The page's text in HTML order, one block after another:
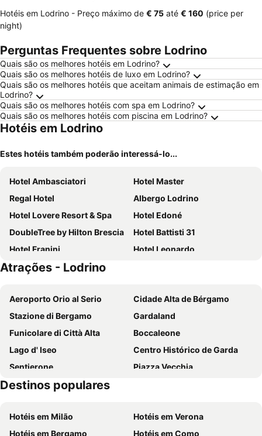
Hotéis em Lodrino - Preço máximo de ‎€ 75 até ‎€ 160 (price per
night)
Perguntas Frequentes sobre Lodrino
Quais são os melhores hotéis em Lodrino?
Quais são os melhores hotéis de luxo em Lodrino?
Quais são os melhores hotéis que aceitam animais de estimação em
Lodrino?
Quais são os melhores hotéis com spa em Lodrino?
Quais são os melhores hotéis com piscina em Lodrino?
Hotéis em Lodrino
Estes hotéis também poderão interessá-lo...
Hotel Ambasciatori
Hotel Master
Regal Hotel
Albergo Lodrino
Hotel Lovere Resort & Spa
Hotel Edoné
DoubleTree by Hilton Brescia
Hotel Battisti 31
Hotel Franini
Hotel Leonardo
Hotel Miranda
Vela di Soleville camere con e senza vista lago con ristorante & pizzeria
Foresteria La Ceriola
Lake Hotel La Pieve
Ambra Hotel
Locanda Diana
Hotel Spa Castello
Hotel Morgana
Trento
Esprit D'Hotel Panoramico
Atrações - Lodrino
Aeroporto Orio al Serio
Cidade Alta de Bérgamo
Stazione di Bergamo
Gardaland
Funicolare di Città Alta
Boccaleone
Lago d' Iseo
Centro Histórico de Garda
Sentierone
Piazza Vecchia
Stazione ferroviaria di Brescia
Piazza Paolo VI
Centro storico
Destinos populares
Hotéis em Milão
Hotéis em Verona
Hotéis em Bergamo
Hotéis em Como